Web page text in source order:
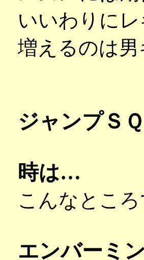
いいわりに
増えるのは
ジャンプＳ
時は…
こんなとこ
エンバーミ